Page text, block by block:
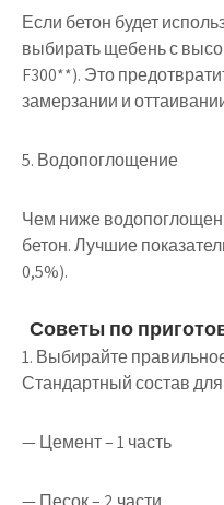
Если бетон будет
выбирать щебень с
F300**). Это
замерзании и
5. Водопоглощение
Чем ниже
бетон. Лучшие
0,5%).
Советы по
1. Выбирайте
Стандартный состав
— Цемент – 1 часть